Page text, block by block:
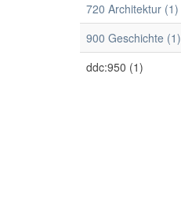
720 Architektur (1)
900 Geschichte (1)
ddc:950 (1)